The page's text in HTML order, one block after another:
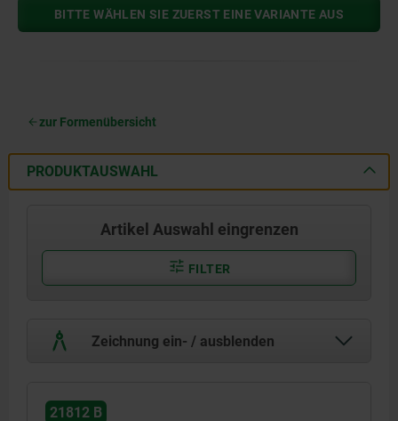
BITTE WÄHLEN SIE ZUERST EINE VARIANTE AUS
zur Formenübersicht
PRODUKTAUSWAHL
Artikel Auswahl eingrenzen
FILTER
Zeichnung ein- / ausblenden
21812 B